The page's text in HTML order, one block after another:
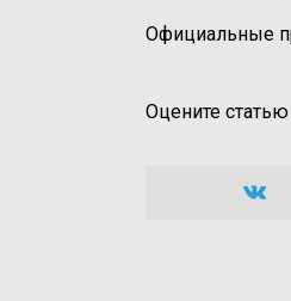
Официальные
Оцените статью